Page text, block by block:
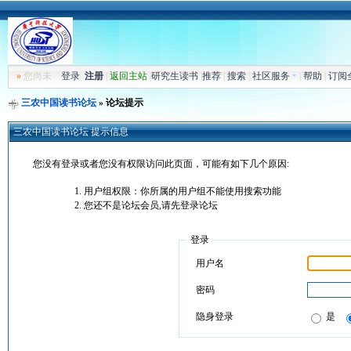
»您尚未 登录 注册| 返回主站| 研究生读书| 推荐| 搜索| 社区服务 帮助 订阅
三农中国读书论坛» 论坛提示
三农中国读书论坛 提示信息
您没有登录或者您没有权限访问此页面，可能有如下几个原因:
用户组权限：你所属的用户组不能使用搜索功能
您还不是论坛会员,请先登录论坛
登录
用户名
密码
隐身登录 是